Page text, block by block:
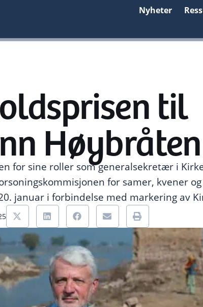
Nyheter
til
Høybråten
for sine roller som generalsekretær i
for samer, kvener
januar i forbindelse med markering av